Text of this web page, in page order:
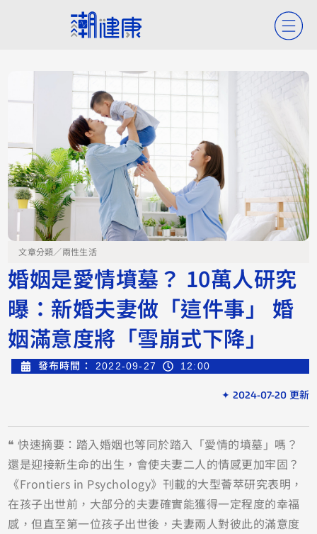
文章分類／兩性生活
婚姻是愛情墳墓？ 10萬人研究
曝：新婚夫妻做「這件事」 婚
姻滿意度將「雪崩式下降」
發布時間： 2022-09-27 12:00
✦ 2024-07-20 更新
❝ 快速摘要：踏入婚姻也等同於踏入「愛情的墳墓」嗎？
還是迎接新生命的出生，會使夫妻二人的情感更加牢固？
《Frontiers in Psychology》刊載的大型薈萃研究表明，
在孩子出世前，大部分的夫妻確實能獲得一定程度的幸福
感，但直至第一位孩子出世後，夫妻兩人對彼此的滿意度